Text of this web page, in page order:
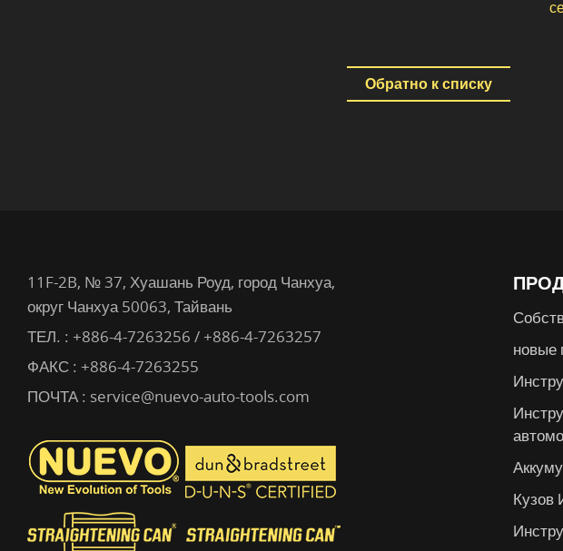
Обратно к списку
новые
Кузов
11F-2B, № 37, Хуашань Роуд, город Чанхуа,
округ Чанхуа 50063, Тайвань
ТЕЛ. : +886-4-7263256 / +886-4-7263257
ФАКС : +886-4-7263255
ПОЧТА : service@nuevo-auto-tools.com